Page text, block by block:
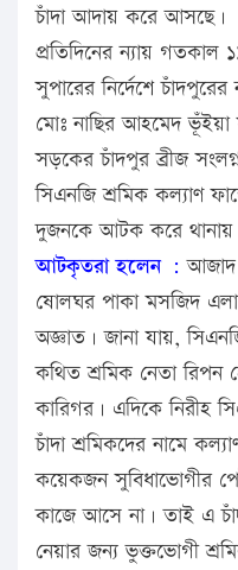
চাঁদা আদায় করে আসছে।
প্রতিদিনের ন্যায় গতকাল
সুপারের নির্দেশে
মোঃ নাছির আহমেদ
সড়কের চাঁদপুর ব্রীজ
সিএনজি শ্রমিক কল্যাণ
দুজনকে আটক করে থানায়
আটকৃতরা হলেন : আজাদ
ষোলঘর পাকা মসজিদ
অজ্ঞাত। জানা যায়,
কথিত শ্রমিক নেতা রিপন
কারিগর। এদিকে নিরীহ
চাঁদা শ্রমিকদের নামে
কয়েকজন সুবিধাভোগীর
কাজে আসে না। তাই এ
নেয়ার জন্য ভুক্তভোগী